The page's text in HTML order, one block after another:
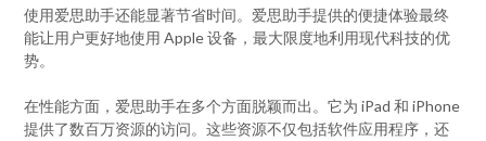
使用爱思助手还能显著节省时间。爱思助手提供的便捷体验最终
能让用户更好地使用 Apple 设备，最大限度地利用现代科技的优
势。
在性能方面，爱思助手在多个方面脱颖而出。它为 iPad 和 iPhone
提供了数百万资源的访问。这些资源不仅包括软件应用程序，还